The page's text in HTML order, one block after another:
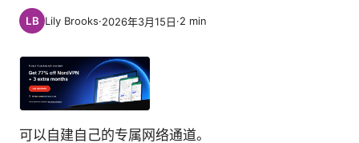
Lily Brooks·2026年3月15日·2 min
可以自建自己的专属网络通道。